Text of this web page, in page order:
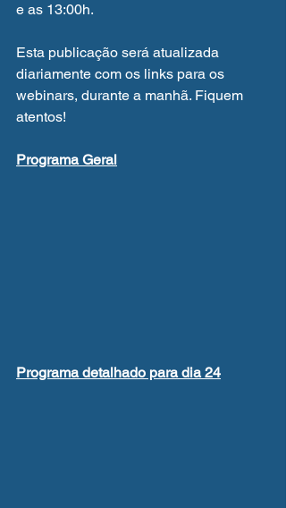
e as 13:00h.
Esta publicação será atualizada
diariamente com os links para os
webinars, durante a manhã. Fiquem
atentos!
Programa Geral
Programa detalhado para dia 24